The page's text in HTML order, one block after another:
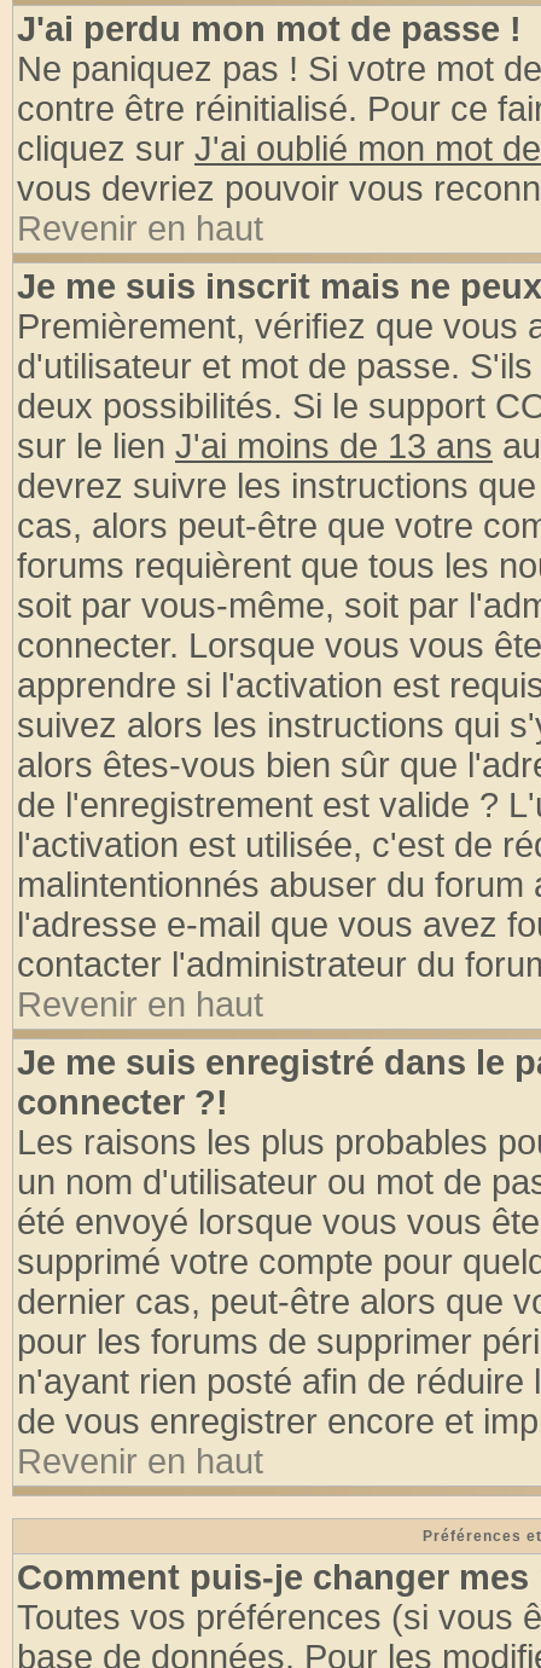
J'ai perdu mon mot de passe !
Ne paniquez pas ! Si votre mot
contre être réinitialisé. Pour ce
cliquez sur J'ai oublié mon mot
vous devriez pouvoir vous
Revenir en haut
Je me suis inscrit mais ne
Premièrement, vérifiez que vous
d'utilisateur et mot de passe.
deux possibilités. Si le support
sur le lien J'ai moins de 13 ans
devrez suivre les instructions
cas, alors peut-être que votre
forums requièrent que tous les
soit par vous-même, soit par
connecter. Lorsque vous vous
apprendre si l'activation est
suivez alors les instructions qui
alors êtes-vous bien sûr que
de l'enregistrement est valide ?
l'activation est utilisée, c'est de
malintentionnés abuser du
l'adresse e-mail que vous avez
contacter l'administrateur du
Revenir en haut
Je me suis enregistré dans le
connecter ?!
Les raisons les plus probables
un nom d'utilisateur ou mot de
été envoyé lorsque vous vous
supprimé votre compte pour
dernier cas, peut-être alors que
pour les forums de supprimer
n'ayant rien posté afin de
de vous enregistrer encore et
Revenir en haut
Préférences
Comment puis-je changer mes
Toutes vos préférences (si vous
base de données. Pour les